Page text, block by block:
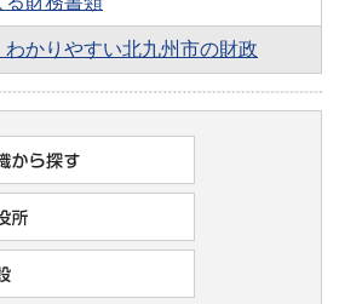
かりやすい北九州市の財政